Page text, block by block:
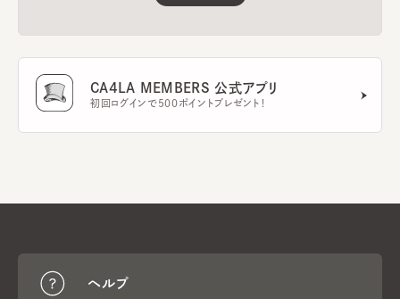
CA4LA MEMBERS 公式アプリ
初回ログインで500ポイントプレゼント！
ヘルプ